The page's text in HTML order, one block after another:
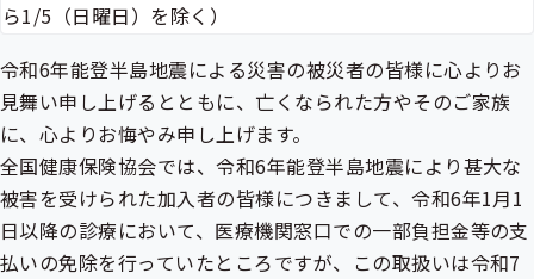
ュ
ー
ら1/5（日曜日）を除く）
令和6年能登半島地震による災害の被災者の皆様に心よりお
見舞い申し上げるとともに、亡くなられた方やそのご家族
に、心よりお悔やみ申し上げます。
全国健康保険協会では、令和6年能登半島地震により甚大な
被害を受けられた加入者の皆様につきまして、令和6年1月1
日以降の診療において、医療機関窓口での一部負担金等の支
払いの免除を行っていたところですが、この取扱いは令和7